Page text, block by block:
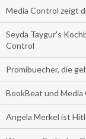
Media Control zeigt
Seyda Taygur's
Control
Promibuecher, die
BookBeat und
Angela Merkel ist